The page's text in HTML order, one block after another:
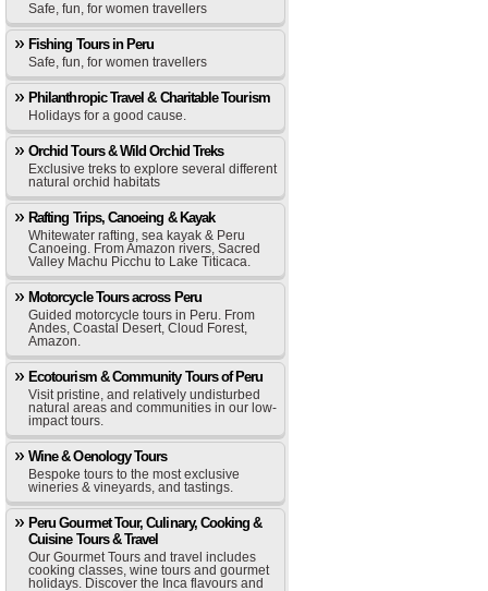
Safe, fun, for women travellers
Fishing Tours in Peru
Safe, fun, for women travellers
Philanthropic Travel & Charitable Tourism
Holidays for a good cause.
Orchid Tours & Wild Orchid Treks
Exclusive treks to explore several different
natural orchid habitats
Rafting Trips, Canoeing & Kayak
Whitewater rafting, sea kayak & Peru
Canoeing. From Amazon rivers, Sacred
Valley Machu Picchu to Lake Titicaca.
Motorcycle Tours across Peru
Guided motorcycle tours in Peru. From
Andes, Coastal Desert, Cloud Forest,
Amazon.
Ecotourism & Community Tours of Peru
Visit pristine, and relatively undisturbed
natural areas and communities in our low-
impact tours.
Wine & Oenology Tours
Bespoke tours to the most exclusive
wineries & vineyards, and tastings.
Peru Gourmet Tour, Culinary, Cooking &
Cuisine Tours & Travel
Our Gourmet Tours and travel includes
cooking classes, wine tours and gourmet
holidays. Discover the Inca flavours and